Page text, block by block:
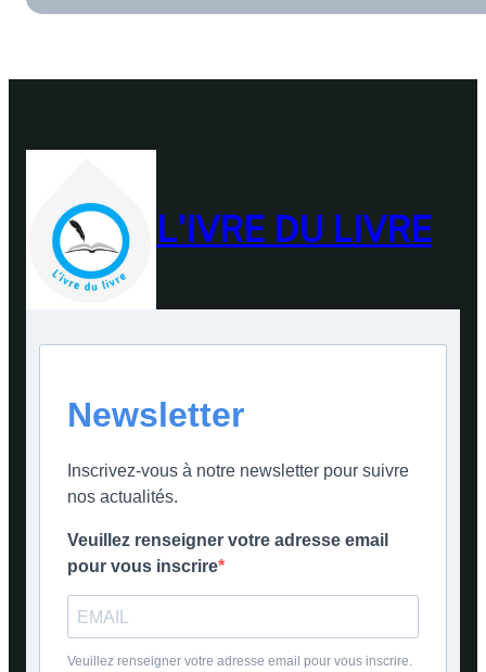
L'IVRE DU LIVRE
Newsletter
Inscrivez-vous à notre newsletter pour suivre
nos actualités.
Veuillez renseigner votre adresse email
pour vous inscrire
Veuillez renseigner votre adresse email pour vous inscrire.